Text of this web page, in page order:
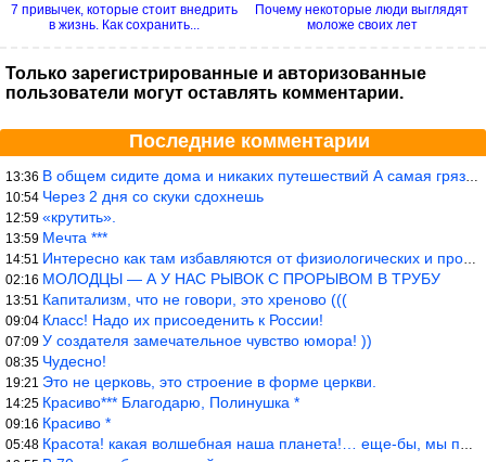
7 привычек, которые стоит внедрить
в жизнь. Как сохранить...
Почему некоторые люди выглядят
моложе своих лет
Только зарегистрированные и авторизованные
пользователи могут оставлять комментарии.
Последние комментарии
13:36 В общем сидите дома и никаких путешествий А самая грязная в от
10:54 Через 2 дня со скуки сдохнешь
12:59 «крутить».
13:59 Мечта ***
14:51 Интересно как там избавляются от физиологических и прочих отходо
02:16 МОЛОДЦЫ — А У НАС РЫВОК С ПРОРЫВОМ В ТРУБУ
13:51 Капитализм, что не говори, это хреново (((
09:04 Класс! Надо их присоеденить к России!
07:09 У создателя замечательное чувство юмора! ))
08:35 Чудесно!
19:21 Это не церковь, это строение в форме церкви.
14:25 Красиво*** Благодарю, Полинушка *
09:16 Красиво *
05:48 Красота! какая волшебная наша планета!… еще-бы, мы понимали это…